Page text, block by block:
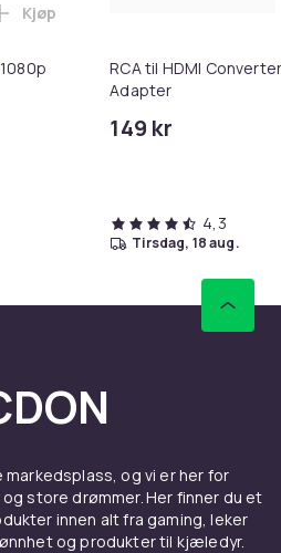
Legg SCART til HDMI-omformer
Kjøp
RCA til HDMI
Adapter
149 kr
4,3
tirsdag, 18 aug.
markedsplass, og vi er her for
store drømmer. Her finner du et
innen alt fra gaming, leker
og produkter til kjæledyr.